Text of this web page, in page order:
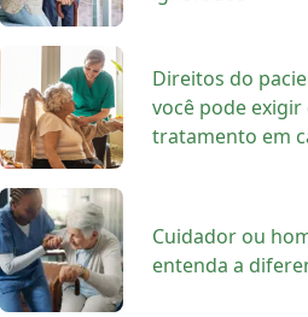
Direitos do
você pode
tratamento em
Cuidador ou
entenda a